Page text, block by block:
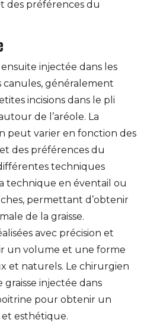
des préférences du
injectée dans les
canules, généralement
incisions dans le pli
de l’aréole. La
peut varier en fonction des
des préférences du
techniques
technique en éventail ou
permettant d’obtenir
de la graisse.
avec précision et
un volume et une forme
et naturels. Le chirurgien
injectée dans
pour obtenir un
esthétique.